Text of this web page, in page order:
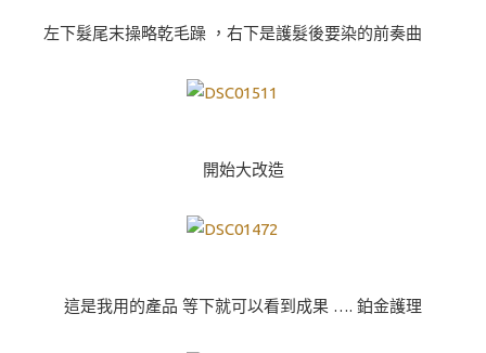
左下髮尾末操略乾毛躁 ，右下是護髮後要染的前奏曲
開始大改造
這是我用的產品 等下就可以看到成果 …. 鉑金護理